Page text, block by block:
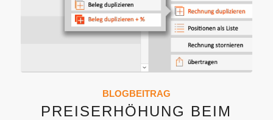
BLOGBEITRAG
PREISERHÖHUNG BEIM